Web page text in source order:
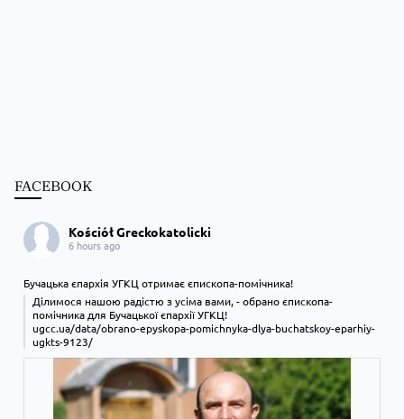
FACEBOOK
Kościół Greckokatolicki
6 hours ago
Бучацька єпархія УГКЦ отримає єпископа-помічника!
Ділимося нашою радістю з усіма вами, - обрано єпископа-
помічника для Бучацької єпархії УГКЦ!
ugcc.ua/data/obrano-epyskopa-pomichnyka-dlya-buchatskoy-eparhiy-
ugkts-9123/